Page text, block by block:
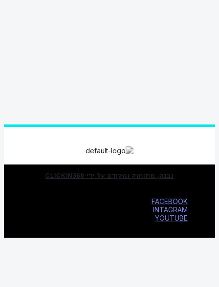
נבנה, מתוחזק ומקודם על ידי CLICKIN360
FACEBOOK
INTAGRAM
YOUTUBE